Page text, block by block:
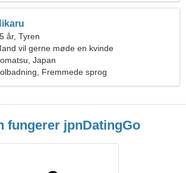
år, Tyren
vil gerne møde en kvinde
Japan
Fremmede sprog
fungerer jpnDatingGo